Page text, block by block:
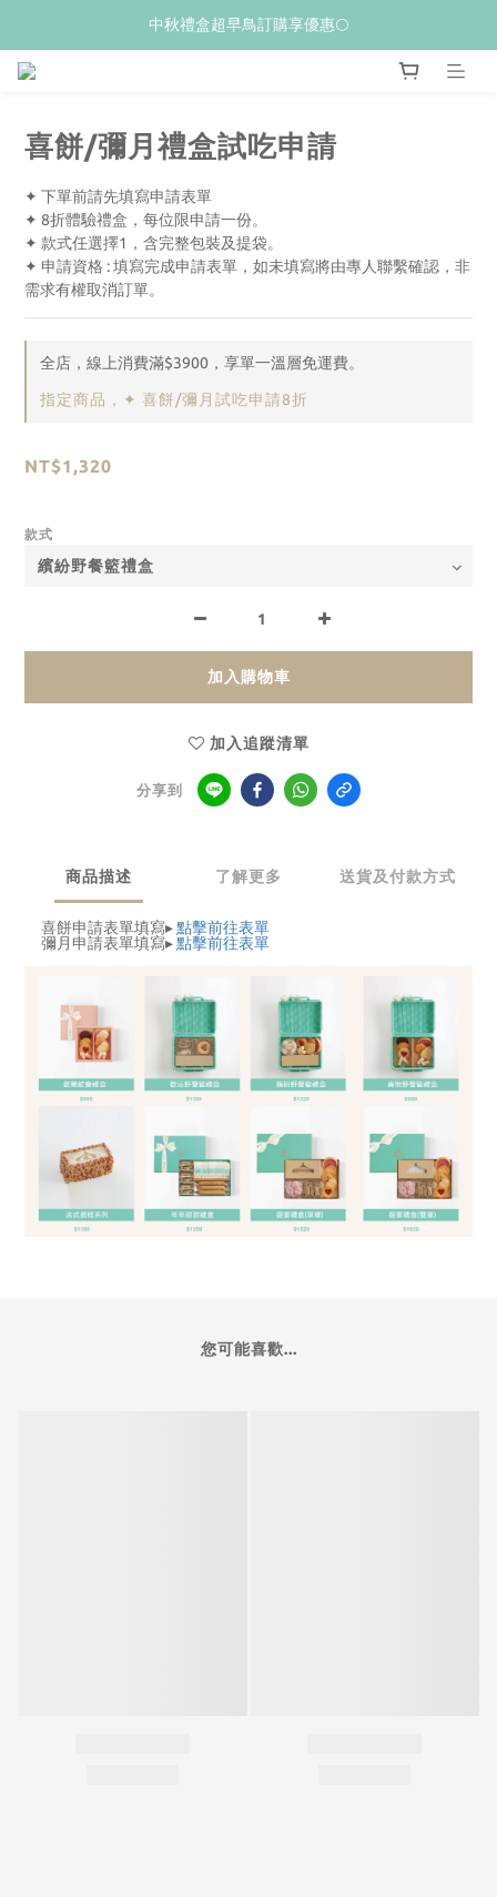
𝙒𝙚𝙡𝙘𝙤𝙢𝙚💝 新加入會員贈$𝟭𝟬𝟬購物金
中秋禮盒超早鳥訂購享優惠🌕
喜餅/彌月禮盒試吃申請
✦ 下單前請先填寫申請表單
✦ 8折體驗禮盒，每位限申請一份。
✦ 款式任選擇1，含完整包裝及提袋。
✦ 申請資格 : 填寫完成申請表單，如未填寫將由專人聯繫確認，非
需求有權取消訂單。
全店，線上消費滿$3900，享單一溫層免運費。
指定商品，✦ 喜餅/彌月試吃申請8折
NT$1,320
款式
加入購物車
加入追蹤清單
分享到
商品描述 了解更多 送貨及付款方式
喜餅申請表單填寫▸點擊前往表單
彌月申請表單填寫▸點擊前往表單
您可能喜歡...